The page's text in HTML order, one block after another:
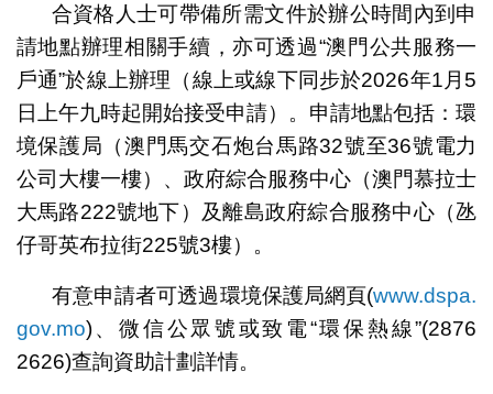
合資格人士可帶備所需文件於辦公時間內到申
請地點辦理相關手續，亦可透過“澳門公共服務一
戶通”於線上辦理（線上或線下同步於2026年1月5
日上午九時起開始接受申請）。申請地點包括：環
境保護局（澳門馬交石炮台馬路32號至36號電力
公司大樓一樓）、政府綜合服務中心（澳門慕拉士
大馬路222號地下）及離島政府綜合服務中心（氹
仔哥英布拉街225號3樓）。
有意申請者可透過環境保護局網頁(www.dspa.
gov.mo)、微信公眾號或致電“環保熱線”(2876
2626)查詢資助計劃詳情。